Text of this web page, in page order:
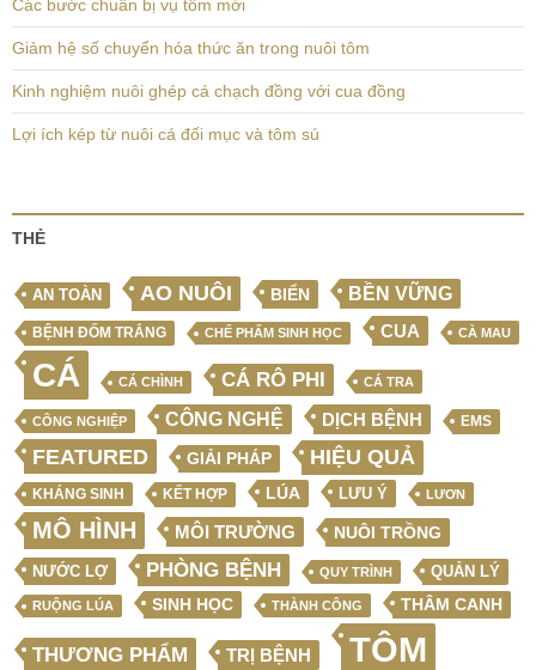
Các bước chuẩn bị vụ tôm mới
Giảm hệ số chuyển hóa thức ăn trong nuôi tôm
Kinh nghiệm nuôi ghép cá chạch đồng với cua đồng
Lợi ích kép từ nuôi cá đối mục và tôm sú
THẺ
AN TOÀN AO NUÔI BIỂN BỀN VỮNG
BỆNH ĐỐM TRẮNG CHẾ PHẨM SINH HỌC CUA CÀ MAU
CÁ CÁ CHÌNH CÁ RÔ PHI CÁ TRA
CÔNG NGHIỆP CÔNG NGHỆ DỊCH BỆNH EMS
FEATURED GIẢI PHÁP HIỆU QUẢ
KHÁNG SINH KẾT HỢP LÚA LƯU Ý LƯƠN
MÔ HÌNH MÔI TRƯỜNG NUÔI TRỒNG
NƯỚC LỢ PHÒNG BỆNH QUY TRÌNH QUẢN LÝ
RUỘNG LÚA SINH HỌC THÀNH CÔNG THÂM CANH
THƯƠNG PHẨM TRỊ BỆNH TÔM